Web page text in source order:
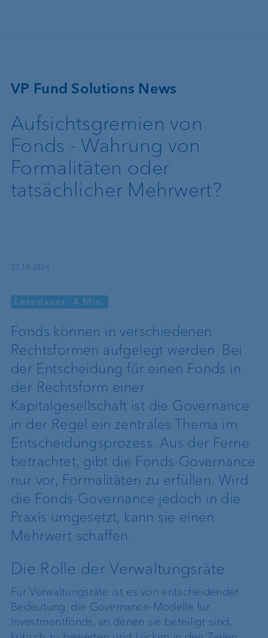
VP Fund Solutions News
Aufsichtsgremien von
Fonds - Wahrung von
Formalitäten oder
tatsächlicher Mehrwert?
22.10.2024
Lesedauer: 4 Min.
Fonds können in verschiedenen
Rechtsformen aufgelegt werden. Bei
der Entscheidung für einen Fonds in
der Rechtsform einer
Kapitalgesellschaft ist die Governance
in der Regel ein zentrales Thema im
Entscheidungsprozess. Aus der Ferne
betrachtet, gibt die Fonds-Governance
nur vor, Formalitäten zu erfüllen. Wird
die Fonds-Governance jedoch in die
Praxis umgesetzt, kann sie einen
Mehrwert schaffen.
Die Rolle der Verwaltungsräte
Für Verwaltungsräte ist es von entscheidender
Bedeutung, die Governance-Modelle für
Investmentfonds, an denen sie beteiligt sind,